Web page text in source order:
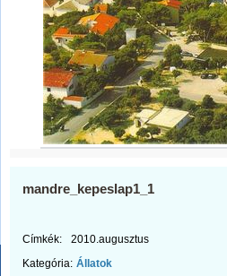
mandre_kepeslap1_1
Címkék:
2010.augusztus
Kategória: Állatok